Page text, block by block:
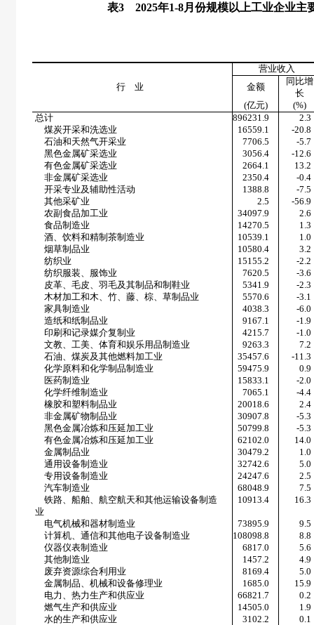
表3 2025年1-8月份规模以上工业企业主
行 业
营业收入
金额
同比增
长
(亿元)
(%)
总计
896231.9
2.3
煤炭开采和洗选业
16559.1
-20.8
石油和天然气开采业
7706.5
-5.7
黑色金属矿采选业
3056.4
-12.6
有色金属矿采选业
2664.1
13.2
非金属矿采选业
2350.4
-0.4
开采专业及辅助性活动
1388.8
-7.5
其他采矿业
2.5
-56.9
农副食品加工业
34097.9
2.6
食品制造业
14270.5
1.3
酒、饮料和精制茶制造业
10539.1
1.0
烟草制品业
10580.4
3.2
纺织业
15155.2
-2.2
纺织服装、服饰业
7620.5
-3.6
皮革、毛皮、羽毛及其制品和制鞋业
5341.9
-2.3
木材加工和木、竹、藤、棕、草制品业
5570.6
-3.1
家具制造业
4038.3
-6.0
造纸和纸制品业
9167.1
-1.9
印刷和记录媒介复制业
4215.7
-1.0
文教、工美、体育和娱乐用品制造业
9263.3
7.2
石油、煤炭及其他燃料加工业
35457.6
-11.3
化学原料和化学制品制造业
59475.9
0.9
医药制造业
15833.1
-2.0
化学纤维制造业
7065.1
-4.4
橡胶和塑料制品业
20018.6
2.4
非金属矿物制品业
30907.8
-5.3
黑色金属冶炼和压延加工业
50799.8
-5.3
有色金属冶炼和压延加工业
62102.0
14.0
金属制品业
30479.2
1.0
通用设备制造业
32742.6
5.0
专用设备制造业
24247.6
2.5
汽车制造业
68048.9
7.5
铁路、船舶、航空航天和其他运输设备制造
业
10913.4 16.3
电气机械和器材制造业 73895.9
9.5
计算机、通信和其他电子设备制造业
108098.8
8.8
仪器仪表制造业
6817.0
5.6
其他制造业
1457.2
4.9
废弃资源综合利用业
8169.4
5.0
金属制品、机械和设备修理业
1685.0
15.9
电力、热力生产和供应业
66821.7
0.2
燃气生产和供应业
14505.0
1.9
水的生产和供应业
3102.2
0.1